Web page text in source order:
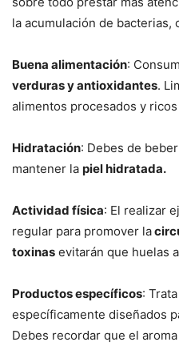
la acumulación de bacterias,
Buena alimentación:
verduras y antioxidantes.
alimentos procesados y
Hidratación: Debes de
mantener la piel hidratada.
Actividad física: El realizar
regular para promover la
toxinas evitarán que huelas
Productos específicos:
específicamente diseñados
Debes recordar que el